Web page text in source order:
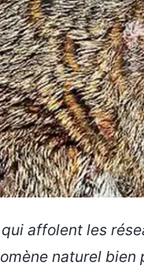
qui affolent les
naturel bien